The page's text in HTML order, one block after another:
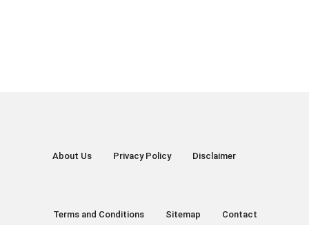
About Us Privacy Policy Disclaimer
Terms and Conditions Sitemap Contact